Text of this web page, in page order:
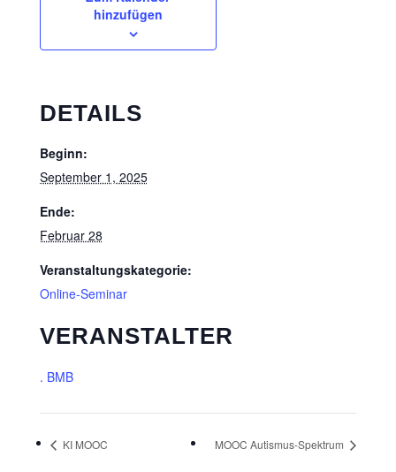
hinzufügen
DETAILS
Beginn:
September 1, 2025
Ende:
Februar 28
Veranstaltungskategorie:
Online-Seminar
VERANSTALTER
. BMB
KI MOOC MOOC Autismus-Spektrum